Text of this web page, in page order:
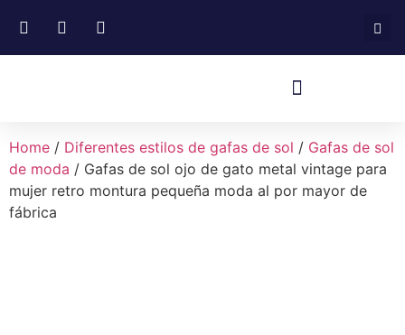
Home / Diferentes estilos de gafas de sol / Gafas de sol
de moda / Gafas de sol ojo de gato metal vintage para
mujer retro montura pequeña moda al por mayor de
fábrica